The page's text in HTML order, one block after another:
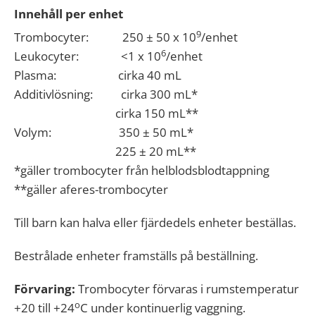
Innehåll per enhet
Trombocyter: 250 ± 50 x 109/enhet
Leukocyter: <1 x 106/enhet
Plasma: cirka 40 mL
Additivlösning: cirka 300 mL*
cirka 150 mL**
Volym: 350 ± 50 mL*
225 ± 20 mL**
*gäller trombocyter från helblodsblodtappning
**gäller aferes-trombocyter
Till barn kan halva eller fjärdedels enheter beställas.
Bestrålade enheter framställs på beställning.
Förvaring: Trombocyter förvaras i rumstemperatur
+20 till +24oC under kontinuerlig vaggning.